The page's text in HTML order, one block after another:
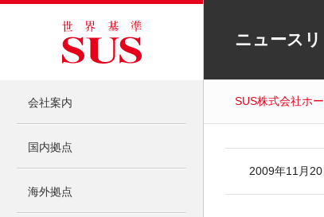
会社案内
国内拠点
海外拠点
ニュース
SUS株式会社ホ
2009年11月20